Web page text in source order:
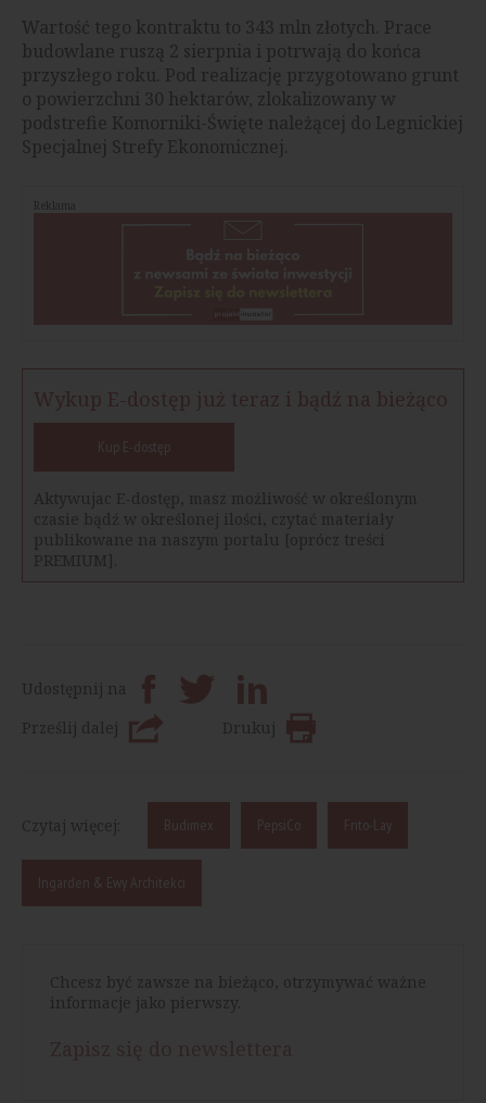
Wartość tego kontraktu to 343 mln złotych. Prace
budowlane ruszą 2 sierpnia i potrwają do końca
przyszłego roku. Pod realizację przygotowano grunt
o powierzchni 30 hektarów, zlokalizowany w
podstrefie Komorniki-Święte należącej do Legnickiej
Specjalnej Strefy Ekonomicznej.
Reklama
Wykup E-dostęp już teraz i bądź na bieżąco
Kup E-dostęp
Aktywujac E-dostęp, masz możliwość w określonym
czasie bądź w określonej ilości, czytać materiały
publikowane na naszym portalu [oprócz treści
PREMIUM].
Udostępnij na
Prześlij dalej
Drukuj
Czytaj więcej: Budimex PepsiCo Frito-Lay
Ingarden & Ewy Architekci
Chcesz być zawsze na bieżąco, otrzymywać ważne
informacje jako pierwszy.